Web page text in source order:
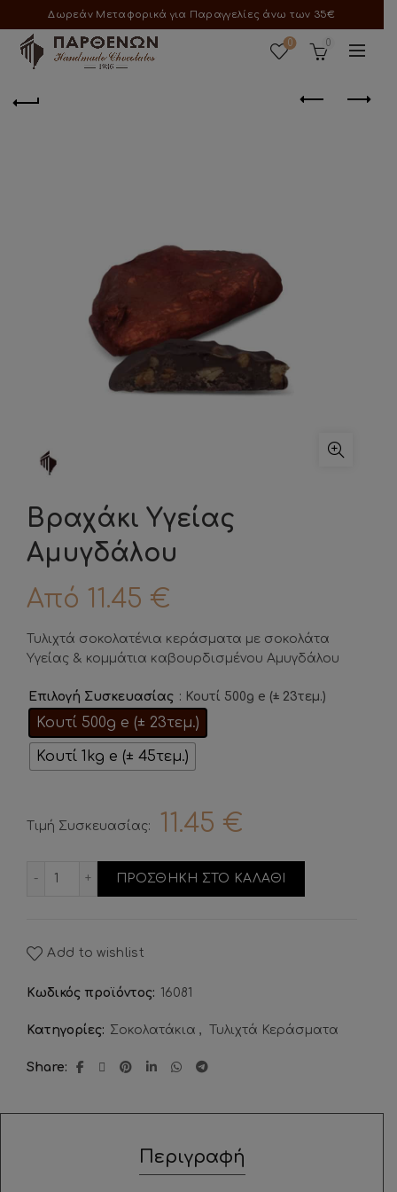
Δωρεάν Μεταφορικά για Παραγγελίες άνω των 35€
0 0
Βραχάκι Υγείας
Αμυγδάλου
Από 11.45 €
Τυλιχτά σοκολατένια κεράσματα με σοκολάτα
Υγείας & κομμάτια καβουρδισμένου Αμυγδάλου
Επιλογή Συσκευασίας : Κουτί 500g e (± 23τεμ.)
Κουτί 500g e (± 23τεμ.)
Κουτί 1kg e (± 45τεμ.)
11.45 €
Τιμή Συσκευασίας:
Βραχάκι Υγείας Αμυγδάλου ποσότητα
ΠΡΟΣΘΗΚΗ ΣΤΟ ΚΑΛΑΘΙ
Add to wishlist
Κωδικός προϊόντος: 16081
Κατηγορίες: Σοκολατάκια , Τυλιχτά Κεράσματα
Share
Περιγραφή